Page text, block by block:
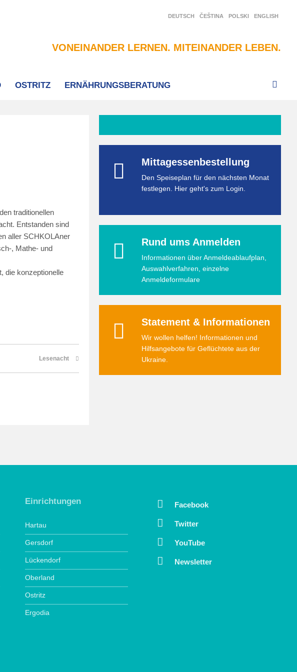
DEUTSCH ČEŠTINA POLSKI ENGLISH
VONEINANDER LERNEN. MITEINANDER LEBEN.
OSTRITZ ERNÄHRUNGSBERATUNG
traditionellen
Entstanden sind
aller SCHKOLAner
, Mathe- und
die konzeptionelle
Lesenacht
Mittagessenbestellung
Den Speiseplan für den nächsten Monat
festlegen. Hier geht's zum Login.
Rund ums Anmelden
Informationen über Anmeldeablaufplan,
Auswahlverfahren, einzelne
Anmeldeformulare
Statement & Informationen
Wir wollen helfen! Informationen und
Hilfsangebote für Geflüchtete aus der
Ukraine.
Einrichtungen
Hartau
Gersdorf
Lückendorf
Oberland
Ostritz
Ergodia
Facebook
Twitter
YouTube
Newsletter